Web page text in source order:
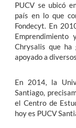
PUCV se ubicó
país en lo que
Fondecyt. En
Emprendimiento
Chrysalis que ha
apoyado a
En 2014, la
Santiago,
el Centro de
hoy es PUCV